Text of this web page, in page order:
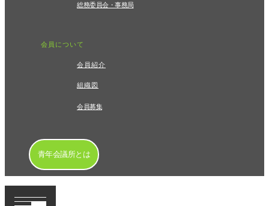
総務委員会・事務局
会員について
会員紹介
組織図
会員募集
青年会議所とは